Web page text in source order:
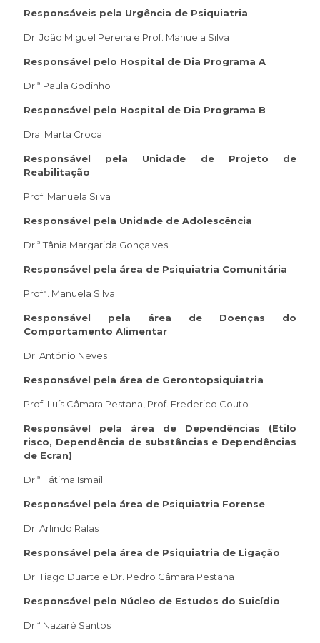
Responsáveis pela Urgência de Psiquiatria
Dr. João Miguel Pereira e Prof. Manuela Silva
Responsável pelo Hospital de Dia Programa A
Dr.ª Paula Godinho
Responsável pelo Hospital de Dia Programa B
Dra. Marta Croca
Responsável pela Unidade de Projeto de
Reabilitação
Prof. Manuela Silva
Responsável pela Unidade de Adolescência
Dr.ª Tânia Margarida Gonçalves
Responsável pela área de Psiquiatria Comunitária
Profª. Manuela Silva
Responsável pela área de Doenças do
Comportamento Alimentar
Dr. António Neves
Responsável pela área de Gerontopsiquiatria
Prof. Luís Câmara Pestana, Prof. Frederico Couto
Responsável pela área de Dependências (Etilo
risco, Dependência de substâncias e Dependências
de Ecran)
Dr.ª Fátima Ismail
Responsável pela área de Psiquiatria Forense
Dr. Arlindo Ralas
Responsável pela área de Psiquiatria de Ligação
Dr. Tiago Duarte e Dr. Pedro Câmara Pestana
Responsável pelo Núcleo de Estudos do Suicídio
Dr.ª Nazaré Santos